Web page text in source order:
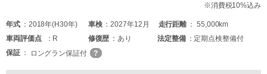
※消費税10%込み
年式 2018年(H30年) 車検 2027年12月 走行距離
55,000km
車両評価点 R 修復歴 あり 法定整備
定期点検整備付
保証
ロングラン保証付